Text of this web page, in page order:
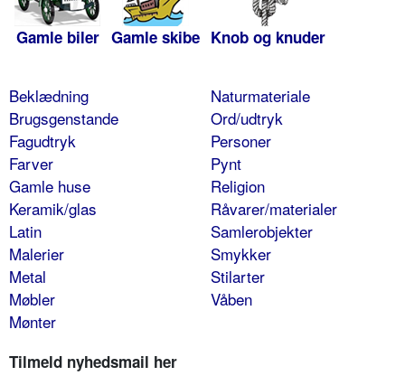
Gamle biler Gamle skibe Knob og knuder
Beklædning
Brugsgenstande
Fagudtryk
Farver
Gamle huse
Keramik/glas
Latin
Malerier
Metal
Møbler
Mønter
Naturmateriale
Ord/udtryk
Personer
Pynt
Religion
Råvarer/materialer
Samlerobjekter
Smykker
Stilarter
Våben
Tilmeld nyhedsmail her